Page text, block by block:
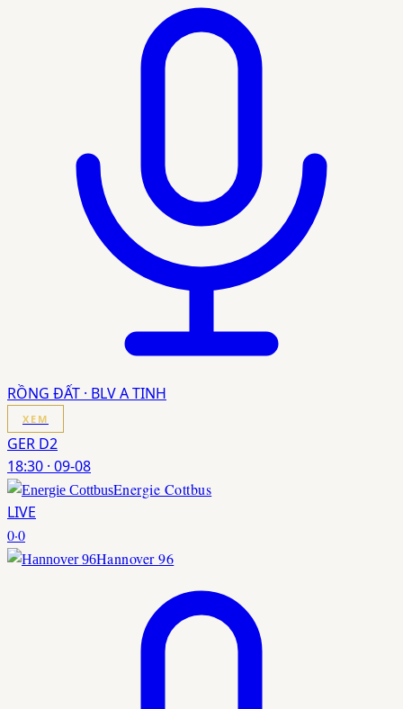
RỒNG ĐẤT · BLV A TINH
XEM
GER D2
18:30 · 09-08
Energie Cottbus
LIVE
0·0
Hannover 96